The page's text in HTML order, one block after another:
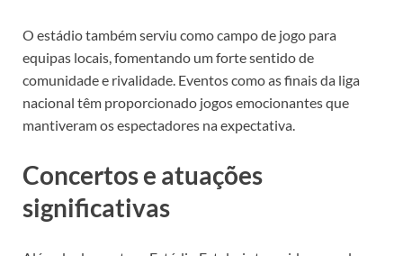
O estádio também serviu como campo de jogo para
equipas locais, fomentando um forte sentido de
comunidade e rivalidade. Eventos como as finais da liga
nacional têm proporcionado jogos emocionantes que
mantiveram os espectadores na expectativa.
Concertos e atuações
significativas